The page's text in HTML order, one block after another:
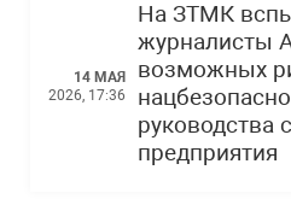
14 МАЯ
2026, 17:36
На ЗТМК
журналисты
возможных
руководства
предприятия